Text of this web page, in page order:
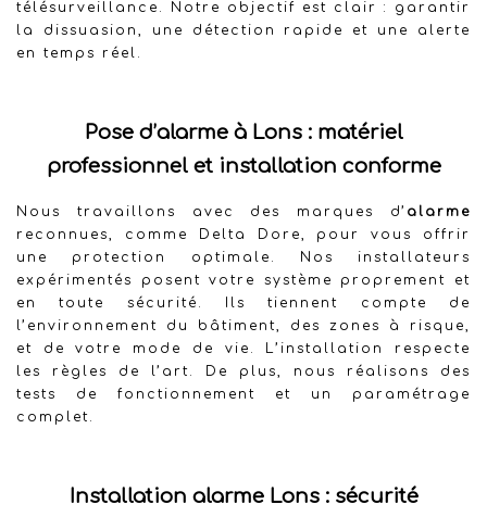
télésurveillance. Notre objectif est clair : garantir
la dissuasion, une détection rapide et une alerte
en temps réel.
Pose d’alarme à Lons : matériel
professionnel et installation conforme
Nous travaillons avec des marques d’ alarme
reconnues, comme Delta Dore, pour vous offrir
une protection optimale. Nos installateurs
expérimentés posent votre système proprement et
en toute sécurité. Ils tiennent compte de
l’environnement du bâtiment, des zones à risque,
et de votre mode de vie. L’installation respecte
les règles de l’art. De plus, nous réalisons des
tests de fonctionnement et un paramétrage
complet.
Installation alarme Lons : sécurité